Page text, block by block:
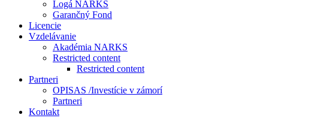
Logá NARKS
Garančný Fond
Licencie
Vzdelávanie
Akadémia NARKS
Restricted content
Restricted content
Partneri
OPISAS /Investície v zámorí
Partneri
Kontakt